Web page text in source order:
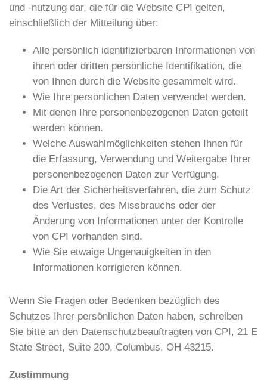
und -nutzung dar, die für die Website CPI gelten,
einschließlich der Mitteilung über:
Alle persönlich identifizierbaren Informationen von
ihren oder dritten persönliche Identifikation, die
von Ihnen durch die Website gesammelt wird.
Wie Ihre persönlichen Daten verwendet werden.
Mit denen Ihre personenbezogenen Daten geteilt
werden können.
Welche Auswahlmöglichkeiten stehen Ihnen für
die Erfassung, Verwendung und Weitergabe Ihrer
personenbezogenen Daten zur Verfügung.
Die Art der Sicherheitsverfahren, die zum Schutz
des Verlustes, des Missbrauchs oder der
Änderung von Informationen unter der Kontrolle
von CPI vorhanden sind.
Wie Sie etwaige Ungenauigkeiten in den
Informationen korrigieren können.
Wenn Sie Fragen oder Bedenken bezüglich des
Schutzes Ihrer persönlichen Daten haben, schreiben
Sie bitte an den Datenschutzbeauftragten von CPI, 21 E
State Street, Suite 200, Columbus, OH 43215.
Zustimmung